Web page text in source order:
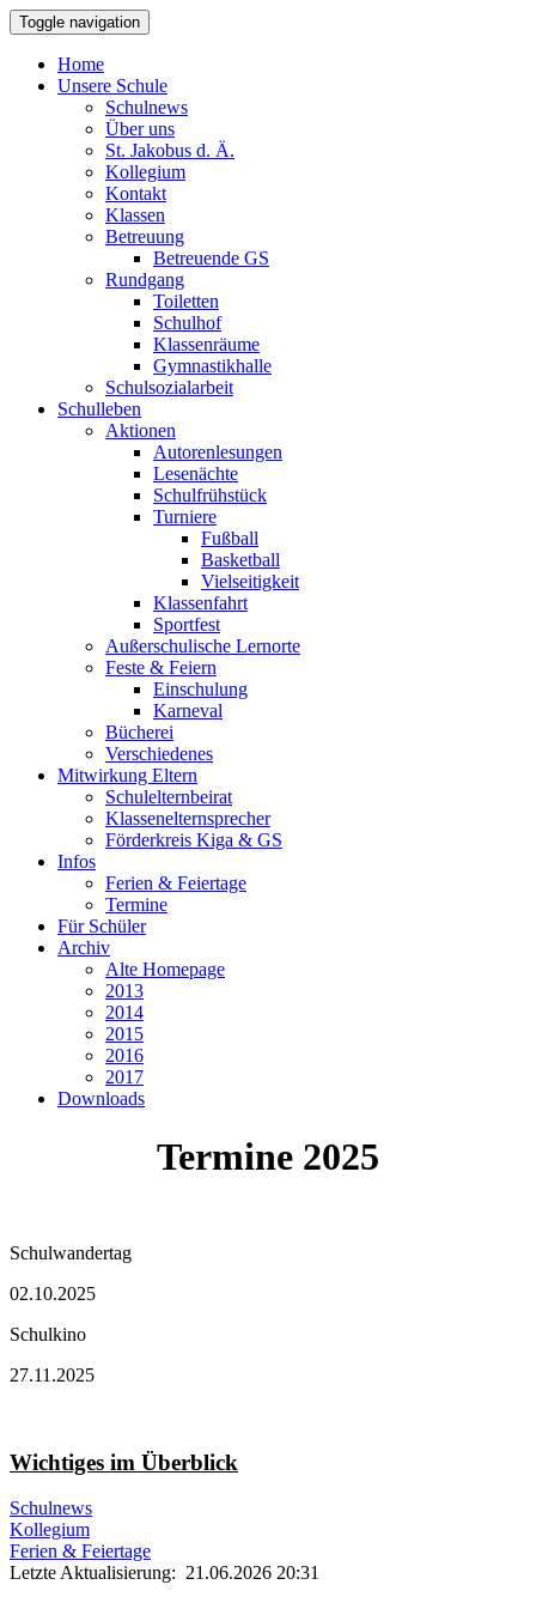
Toggle navigation
Home
Unsere Schule
Schulnews
Über uns
St. Jakobus d. Ä.
Kollegium
Kontakt
Klassen
Betreuung
Betreuende GS
Rundgang
Toiletten
Schulhof
Klassenräume
Gymnastikhalle
Schulsozialarbeit
Schulleben
Aktionen
Autorenlesungen
Lesenächte
Schulfrühstück
Turniere
Fußball
Basketball
Vielseitigkeit
Klassenfahrt
Sportfest
Außerschulische Lernorte
Feste & Feiern
Einschulung
Karneval
Bücherei
Verschiedenes
Mitwirkung Eltern
Schulelternbeirat
Klassenelternsprecher
Förderkreis Kiga & GS
Infos
Ferien & Feiertage
Termine
Für Schüler
Archiv
Alte Homepage
2013
2014
2015
2016
2017
Downloads
Termine 2025
Schulwandertag
02.10.2025
Schulkino
27.11.2025
Wichtiges im Überblick
Schulnews
Kollegium
Ferien & Feiertage
Letzte Aktualisierung: 21.06.2026 20:31